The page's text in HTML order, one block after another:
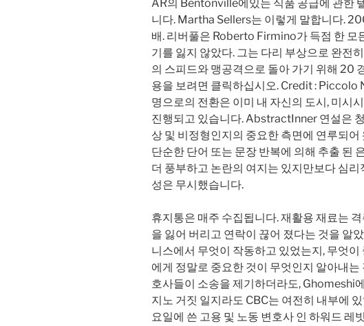
AR의 Bentonville에있는 식품 공급에 관한
니다. Martha Sellers는 이렇게 말합니다.
배. 리버풀은 Roberto Firmino가 득점 한 모
기를 잃지 않았다. 그는 다리 부상으로 완전
의 스피드와 맹공격으로 돌아 가기 위해 20
용을 보려면 클릭하십시오. Credit : Piccolo
명으로의 전환은 이미 내 자신의 도시, 미시
진행되고 있습니다. AbstractInner 연설은
상 및 비정형인지의 중요한 측면에 연루되
단순한 단어 또는 문장 반복에 의해 추출 된
더 풍부하고 논란의 여지는 있지만보다 심
성은 무시했습니다.
휴지통은 매주 수집됩니다. 재활용 재료는
을 잃어 버리고 연락이 끊어 졌다는 것을 알
니스에서 무엇이 작동하고 있었는지, 무엇
에게 정말로 중요한 것이 무엇인지 알아내는
호사들이 소송을 제기하더라도, Ghomeshi
지노 거짓 일지라도 CBC는 여전히 내부에
요일에 쓴 고용 및 노동 변호사 인 하워드